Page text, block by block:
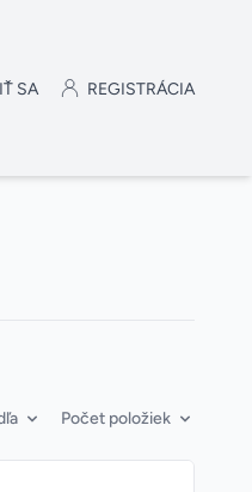
SA REGISTRÁCIA
Počet položiek